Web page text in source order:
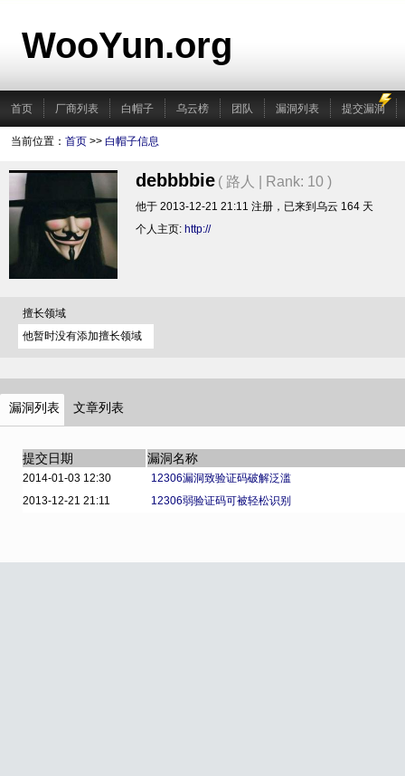
WooYun.org
首页 厂商列表 白帽子 乌云榜 团队 漏洞列表 提交漏洞
当前位置： 首页 >> 白帽子信息
debbbbie ( 路人 | Rank: 10 )
他于 2013-12-21 21:11 注册，已来到乌云 164 天
个人主页: http://
擅长领域
他暂时没有添加擅长领域
漏洞列表
提交日期 漏洞名称
2014-01-03 12:30
12306漏洞致验证码破解泛滥
2013-12-21 21:11
12306弱验证码可被轻松识别
文章列表